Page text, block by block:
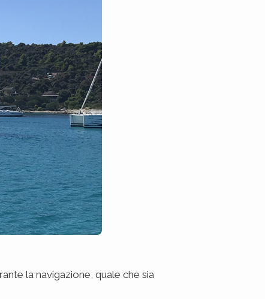
la navigazione, quale che sia